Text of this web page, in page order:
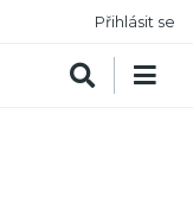
Přihlásit se